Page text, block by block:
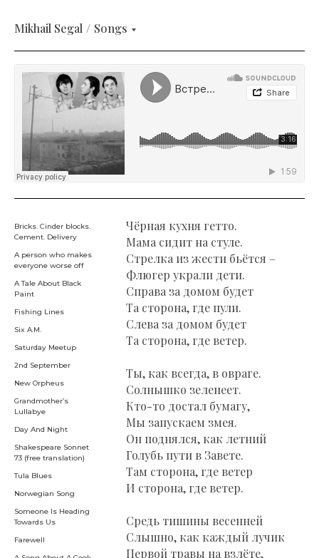
Mikhail Segal / Songs
Bricks. Cinder blocks.
Cement. Delivery
A person who makes
everyone worse off
A Tale About Black
Paint
Fishing Lines
Six A.M.
Saturday Meetup
2nd September
New Orpheus
Grandmother’s
Lullabye
Day And Night
Shakespeare Sonnet
73 (free translation)
Tula Blues
Norwegian Song
Someone Is Heading
Towards Us
Farewell
Чёрная кухня гетто.
Мама сидит на стуле.
Стрелка из жести бьётся –
Флюгер украли дети.
Справа за домом будет
Та сторона, где пули.
Слева за домом будет
Та сторона, где ветер.
Ты, как всегда, в овраге.
Солнышко зеленеет.
Кто-то достал бумагу,
Мы запускаем змея.
Он поднялся, как летний
Голубь пути в Завете.
Там сторона, где ветер
И сторона, где ветер.
Средь тишины весенней
Слышно, как каждый лучик
Первой травы на взлёте,